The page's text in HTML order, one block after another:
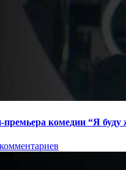
премьера комедии “Я буду